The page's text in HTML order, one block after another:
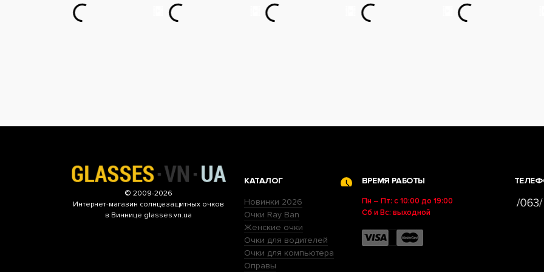
© 2009-2026
Интернет-магазин солнцезащитных очков
в Виннице glasses.vn.ua
КАТАЛОГ
Новинки 2026
Очки Ray Ban
Женские очки
Очки для водителей
Очки для компьютера
Оправы
ВРЕМЯ РАБОТЫ
Пн – Пт: с 10:00 до 19:00
Сб и Вс: выходной